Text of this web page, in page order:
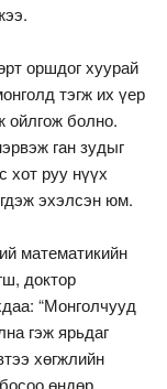
оршдог хуурай
тэгж их үер
ойлгож болно.
ган зудыг
хот руу нүүх
эхэлсэн юм.
математикийн
доктор
“Монголчууд
гэж ярьдаг
хөгжлийн
өндөр